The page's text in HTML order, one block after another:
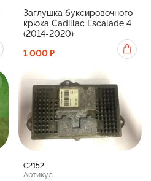
Заглушка буксировочного
крюка Cadillac Escalade 4
(2014-2020)
1 000 ₽
С2152
Артикул